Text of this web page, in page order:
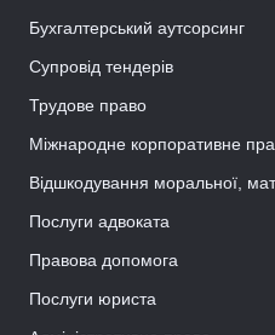
Бухгалтерський аутсорсинг
Супровід тендерів
Трудове право
Міжнародне корпоративне
Відшкодування моральної,
Послуги адвоката
Правова допомога
Послуги юриста